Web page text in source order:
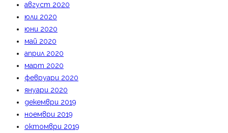
август 2020
юли 2020
юни 2020
май 2020
април 2020
март 2020
февруари 2020
януари 2020
декември 2019
ноември 2019
октомври 2019